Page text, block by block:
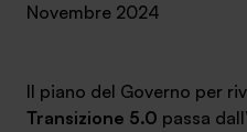
News ed eventi
Ambassador
Novembre 2024
Il piano del Governo per
Transizione 5.0 passa